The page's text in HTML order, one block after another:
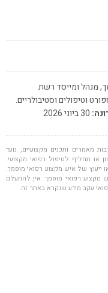
מנהל ומייסד רשת
וטיפולים וסטיבולריים.
מאמרים ותכנים מקצועיים, נועד
או תחליף לטיפול רפואי מקצועי.
ייעוץ של איש מקצוע רפואי מוסמך.
מקצוע רפואי מוסמך. אין להתעלם
עקב מידע שנקרא באתר זה.